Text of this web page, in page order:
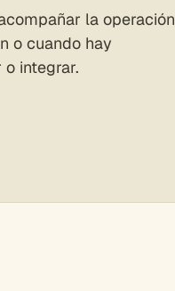
la operación
o cuando hay
integrar.